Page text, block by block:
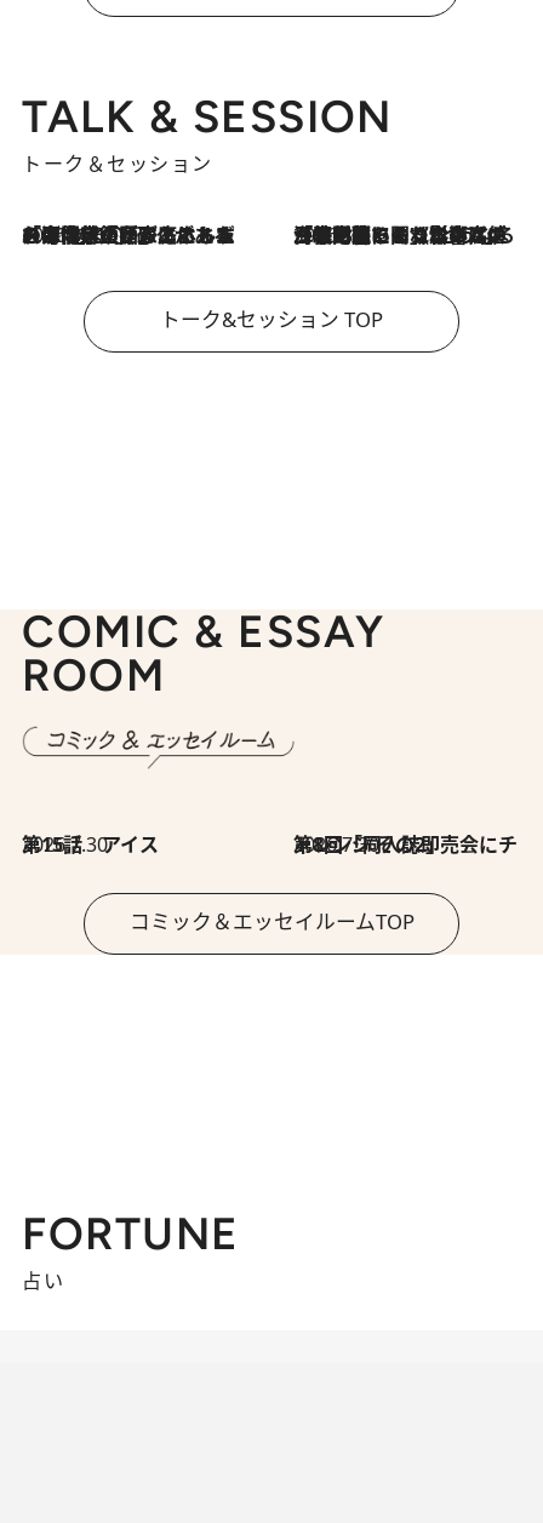
TALK & SESSION
トーク＆セッション
2026.8.3
「今後値上げがあるとすれば…」「リスクがあるのは今年の冬」エネルギー専門家が語る、ホルムズ海峡封鎖が家庭にもたらす“ある心配” 2026.8.3
「住宅建てられない…」「サーチャージ料の高値が続いている」ホルムズ海峡封鎖による影響はいつまで続く？《エネルギー専門家に聞く“どうなる日本の暮らし”》
トーク&セッション TOP
COMIC & ESSAY
ROOM
2026.7.30
第15話 アイス 2026.7.30
第8回「同人誌即売会にチャレンジ その2」
コミック＆エッセイルームTOP
FORTUNE
占い